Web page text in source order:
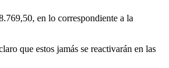
en lo correspondiente a la
que estos jamás se reactivarán en las